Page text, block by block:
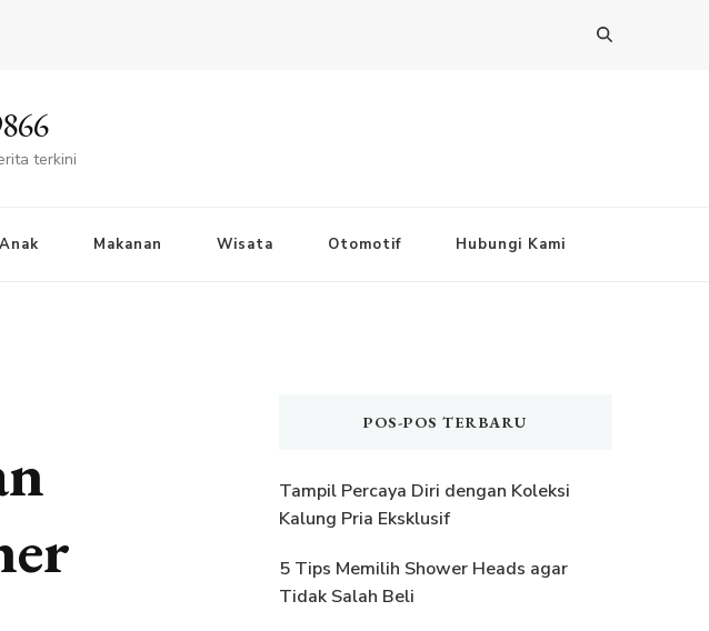
terkini
Makanan Wisata Otomotif Hubungi Kami
POS-POS TERBARU
Tampil Percaya Diri dengan Koleksi
Kalung Pria Eksklusif
5 Tips Memilih Shower Heads agar
Tidak Salah Beli